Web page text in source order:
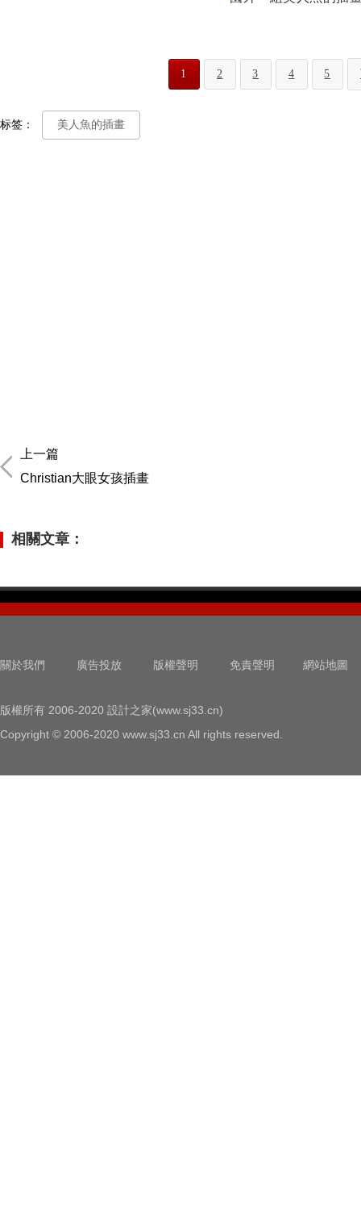
1 2 3 4 5
标签： 美人魚的插畫
上一篇
Christian大眼女孩插畫
相關文章：
關於我們 廣告投放 版權聲明 免責聲明 網站地圖
版權所有 2006-2020 設計之家(www.sj33.cn)
Copyright © 2006-2020 www.sj33.cn All rights reserved.